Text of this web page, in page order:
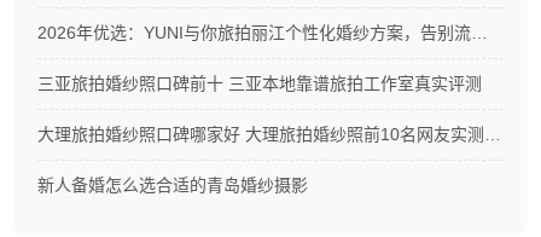
三亚旅拍婚纱照口碑前十 三亚本地靠谱旅拍工作室真实评测
新人备婚怎么选合适的青岛婚纱摄影